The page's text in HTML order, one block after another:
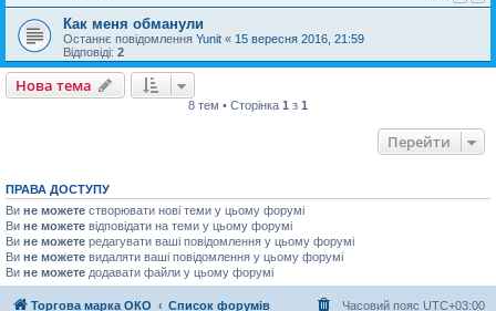
Как меня обманули
Останнє повідомлення Yunit « 15 вересня 2016, 21:59
Відповіді: 2
Нова тема
8 тем • Сторінка 1 з 1
Перейти
ПРАВА ДОСТУПУ
Ви не можете створювати нові теми у цьому форумі
Ви не можете відповідати на теми у цьому форумі
Ви не можете редагувати ваші повідомлення у цьому форумі
Ви не можете видаляти ваші повідомлення у цьому форумі
Ви не можете додавати файли у цьому форумі
Торгова марка ОКО Список форумів Часовий пояс UTC+03:00